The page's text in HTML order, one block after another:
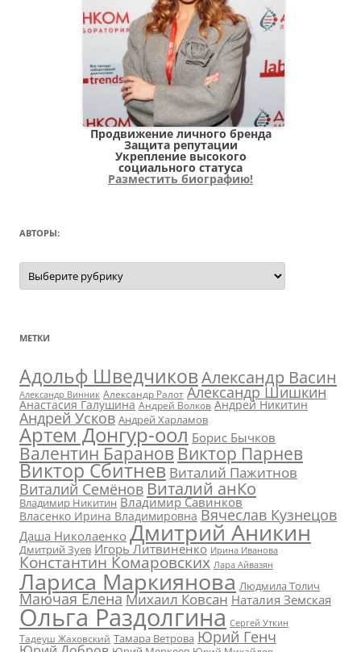
Продвижение личного бренда
Защита репутации
Укрепление высокого
социального статуса
Разместить биографию!
АВТОРЫ:
Авторы:
МЕТКИ
Адольф ШведчиковАлександр Васин
Александр Винник Александр Ралот Александр Шишкин
Анастасия Галушина Андрей Волков Андрей Никитин
Андрей Усков Андрей Харламов
Артем Донгур-оол Борис Бычков
Валентин БарановВиктор Парнев
Виктор Сбитнев Виталий Пажитнов
Виталий СемёновВиталий анКо
Владимир Никитин Владимир Савинков
Власенко Ирина Владимировна Вячеслав Кузнецов
Даша Николаенко Дмитрий Аникин
Дмитрий Зуев Игорь Литвиненко Ирина Иванова
Константин Комаровских Лара Айвазян
Лариса Маркиянова Людмила Толич
Маючая ЕленаМихаил Ковсан Наталия Земская
Ольга Раздолгина Сергей Уткин
Тадеуш Жаховский Тамара Ветрова Юрий Генч